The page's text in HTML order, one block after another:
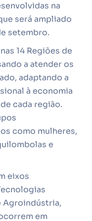
na
será ampliado
setembro.
14 Regiões de
a atender os
adaptando a
à economia
cada região.
como mulheres,
e
eixos
Agroindústria,
em